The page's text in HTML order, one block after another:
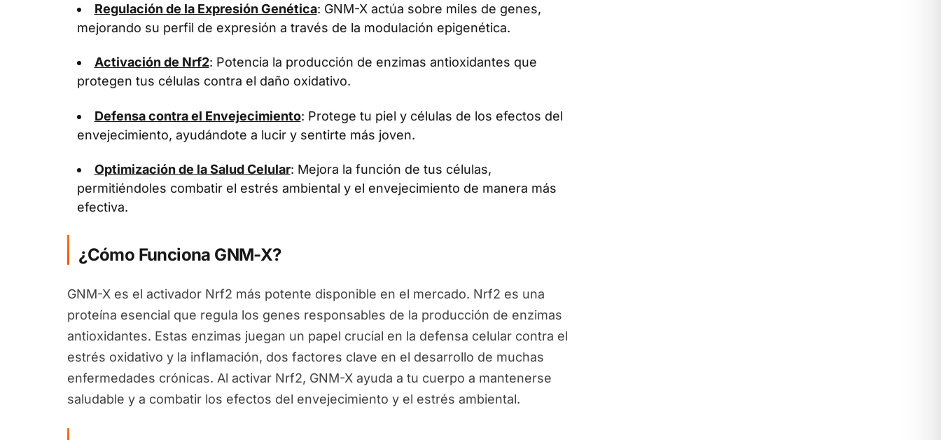
Regulación de la Expresión Genética: GNM-X actúa sobre miles de genes,
mejorando su perfil de expresión a través de la modulación epigenética.
Activación de Nrf2: Potencia la producción de enzimas antioxidantes que
protegen tus células contra el daño oxidativo.
Defensa contra el Envejecimiento: Protege tu piel y células de los efectos del
envejecimiento, ayudándote a lucir y sentirte más joven.
Optimización de la Salud Celular: Mejora la función de tus células,
permitiéndoles combatir el estrés ambiental y el envejecimiento de manera más
efectiva.
¿Cómo Funciona GNM-X?
GNM-X es el activador Nrf2 más potente disponible en el mercado. Nrf2 es una
proteína esencial que regula los genes responsables de la producción de enzimas
antioxidantes. Estas enzimas juegan un papel crucial en la defensa celular contra el
estrés oxidativo y la inflamación, dos factores clave en el desarrollo de muchas
enfermedades crónicas. Al activar Nrf2, GNM-X ayuda a tu cuerpo a mantenerse
saludable y a combatir los efectos del envejecimiento y el estrés ambiental.